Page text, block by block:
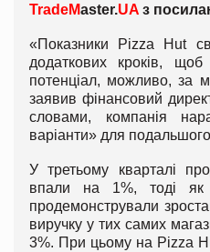
TradeMaster.UA з
«Показники Pizza Hut
додаткових кроків,
потенціал, можливо, за
заявив фінансовий
словами, компанія
варіанти» для
У третьому кварталі
впали на 1%, тоді як
продемонстрували
виручку у тих самих
3%. При цьому на Pizza